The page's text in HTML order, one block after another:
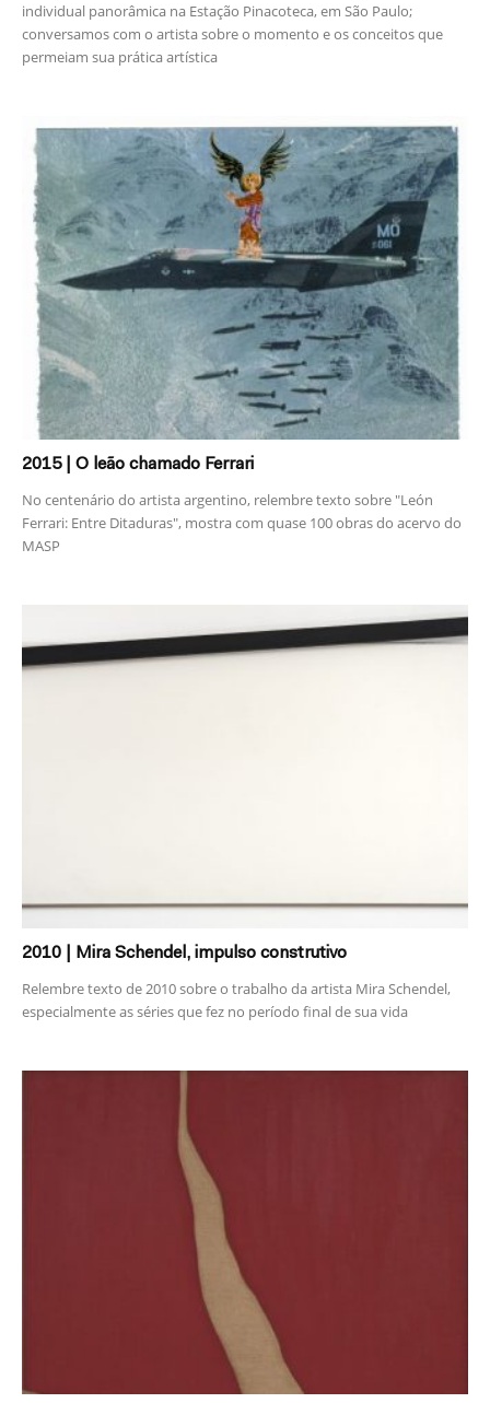
individual panorâmica na Estação Pinacoteca, em São Paulo;
conversamos com o artista sobre o momento e os conceitos que
permeiam sua prática artística
2015 | O leão chamado Ferrari
No centenário do artista argentino, relembre texto sobre "León
Ferrari: Entre Ditaduras", mostra com quase 100 obras do acervo do
MASP
2010 | Mira Schendel, impulso construtivo
Relembre texto de 2010 sobre o trabalho da artista Mira Schendel,
especialmente as séries que fez no período final de sua vida